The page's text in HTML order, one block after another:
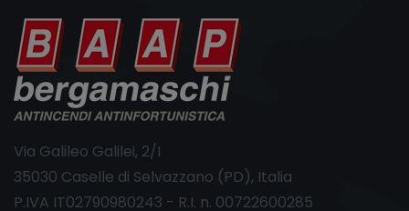
Via Galileo Galilei, 2/I
35030 Caselle di Selvazzano (PD), Italia
P.IVA IT02790980243 - R.I. n. 00722600285